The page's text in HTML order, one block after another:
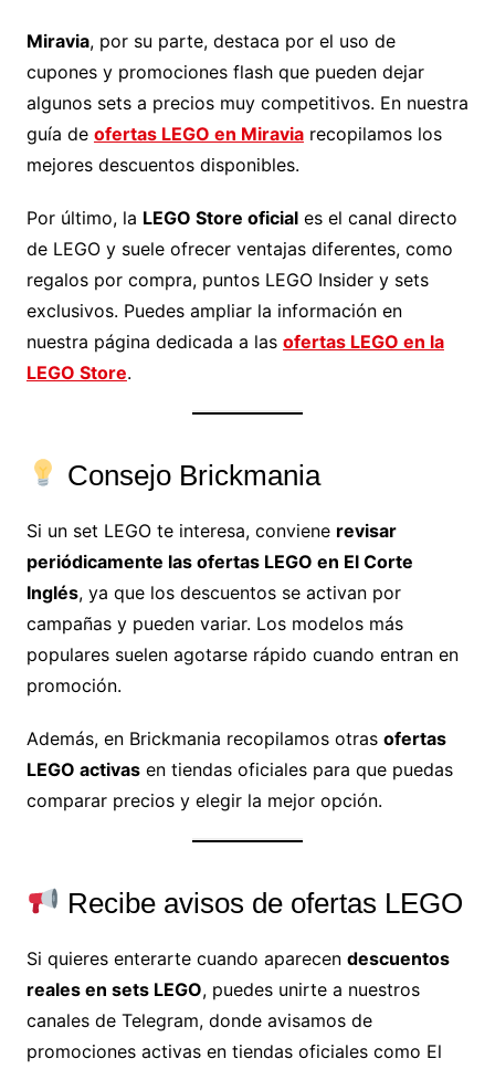
Miravia, por su parte, destaca por el uso de
cupones y promociones flash que pueden dejar
algunos sets a precios muy competitivos. En nuestra
guía de ofertas LEGO en Miraviarecopilamos los
mejores descuentos disponibles.
Por último, la LEGO Store oficiales el canal directo
de LEGO y suele ofrecer ventajas diferentes, como
regalos por compra, puntos LEGO Insider y sets
exclusivos. Puedes ampliar la información en
nuestra página dedicada a las ofertas LEGO en la
LEGO Store.
Consejo Brickmania
Si un set LEGO te interesa, conviene revisar
periódicamente las ofertas LEGO en El Corte
Inglés, ya que los descuentos se activan por
campañas y pueden variar. Los modelos más
populares suelen agotarse rápido cuando entran en
promoción.
Además, en Brickmania recopilamos otras ofertas
LEGO activasen tiendas oficiales para que puedas
comparar precios y elegir la mejor opción.
Recibe avisos de ofertas LEGO
Si quieres enterarte cuando aparecen descuentos
reales en sets LEGO, puedes unirte a nuestros
canales de Telegram, donde avisamos de
promociones activas en tiendas oficiales como El